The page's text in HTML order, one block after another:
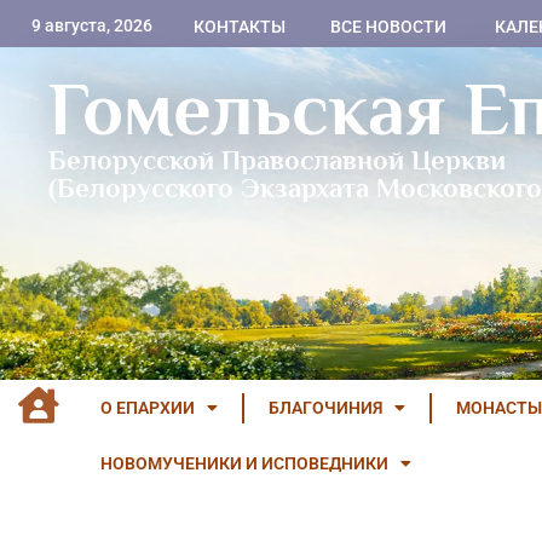
9 августа, 2026 КОНТАКТЫ ВСЕ НОВОСТИ
Гомельская
Белорусской Православной Церкви
(Белорусского Экзархата
О ЕПАРХИИ БЛАГОЧИНИЯ
НОВОМУЧЕНИКИ И ИСПОВЕДНИКИ